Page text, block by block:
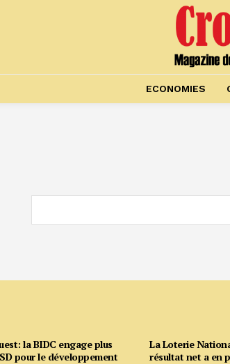
ECONOMIES
la BIDC engage plus
pour le développement
La Loterie
résultat net a en